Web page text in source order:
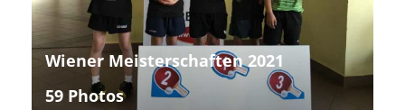
Wiener Meisterschaften 2021
59 Photos